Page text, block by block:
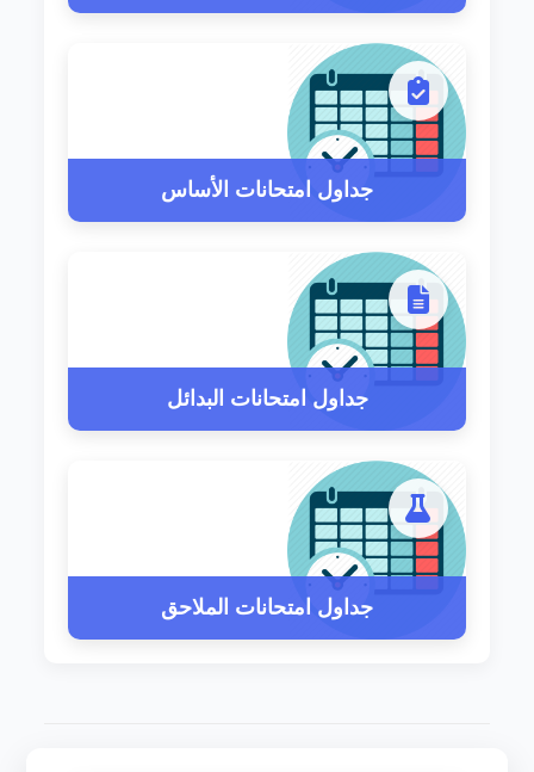
جداول امتحانات الأساس
جداول امتحانات البدائل
جداول امتحانات الملاحق